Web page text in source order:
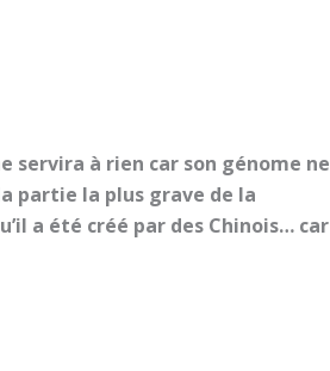
servira à rien car son génome ne
partie la plus grave de la
a été créé par des Chinois… car